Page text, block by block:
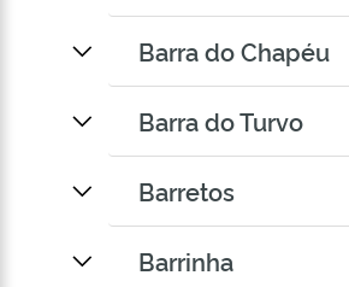
Barra do Chapéu
Barra do Turvo
Barretos
Barrinha